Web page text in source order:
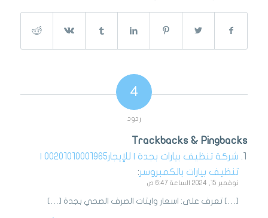
4
ردود
Trackbacks & Pingbacks
تنظيف بيارات بالكمبروسر:
نوفمبر 15, 2024 الساعة 6:47 ص
[…] تعرف على: اسعار وايتات الصرف الصحي بجدة […]